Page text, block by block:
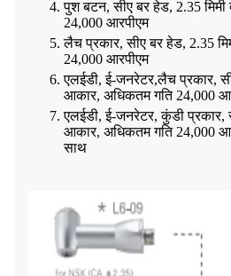
पुश बटन, सीए बर हेड, 2.35
24,000 आरपीएम
लैच प्रकार, सीए बर हेड, 2.35
24,000 आरपीएम
एलईडी, ई-जनरेटर,लैच प्रकार,
आकार, अधिकतम गति 24,000
एलईडी, ई-जनरेटर,कुंडी प्रकार,
आकार, अधिकतम गति 24,000
साथ